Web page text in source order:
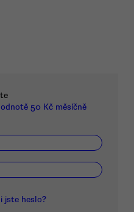
50 Kč měsíčně
jste heslo?